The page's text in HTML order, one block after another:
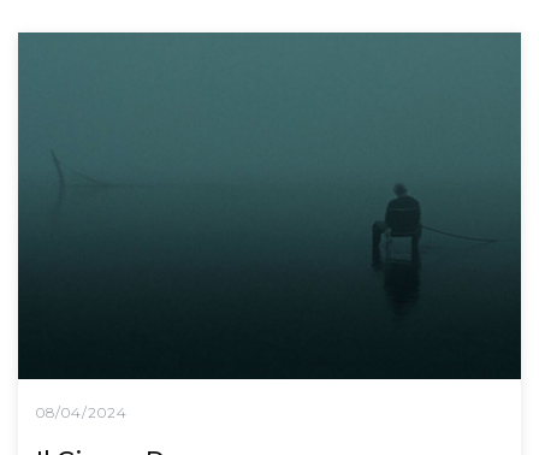
08/04/2024